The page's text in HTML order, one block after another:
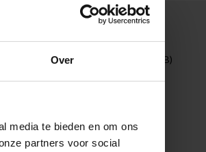
Over
media te bieden en om ons
partners voor social
Autres
Entreprises (B2B)
Instructions
Sitemap